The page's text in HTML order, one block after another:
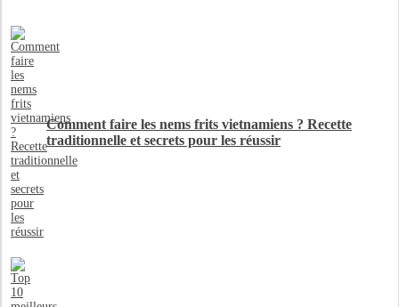
Comment faire les nems frits vietnamiens ? Recette
traditionnelle et secrets pour les réussir